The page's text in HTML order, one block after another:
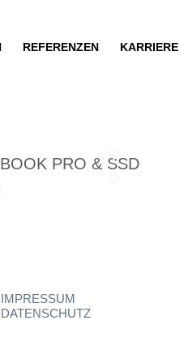
REFERENZEN KARRIERE
PRO & SSD
IMPRESSUM
DATENSCHUTZ